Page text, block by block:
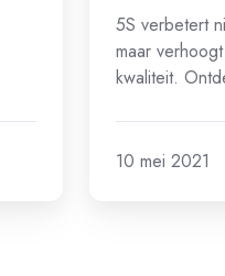
5S verbetert
maar
kwaliteit.
10 mei 2021